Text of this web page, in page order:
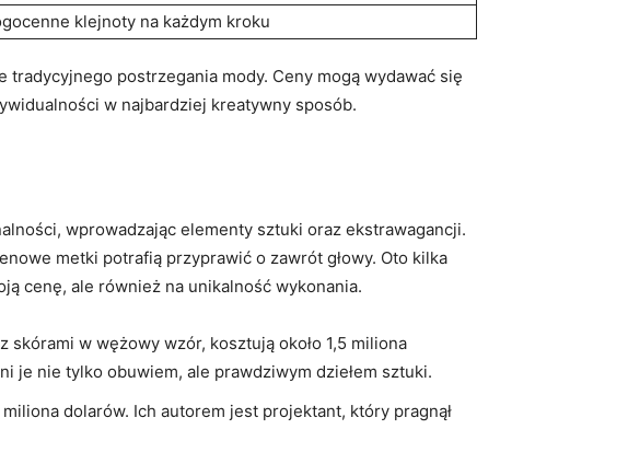
klejnoty na każdym kroku
postrzegania mody. Ceny mogą wydawać się
w najbardziej kreatywny sposób.
wprowadzając elementy sztuki oraz ekstrawagancji.
metki potrafią przyprawić o zawrót głowy. Oto kilka
cenę, ale również na unikalność wykonania.
w wężowy wzór, kosztują około 1,5 miliona
je nie tylko obuwiem, ale prawdziwym dziełem sztuki.
dolarów. Ich autorem jest projektant, który pragnął